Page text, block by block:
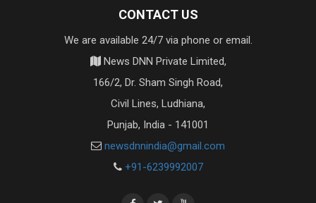
CONTACT US
We are available 24/7 via phone or email.
News DNN Private Limited,
166/2, Dr. Sham Singh Road,
Civil Lines, Ludhiana,
Punjab, India - 141001
newsdnnindia@gmail.com
+91-6239992007